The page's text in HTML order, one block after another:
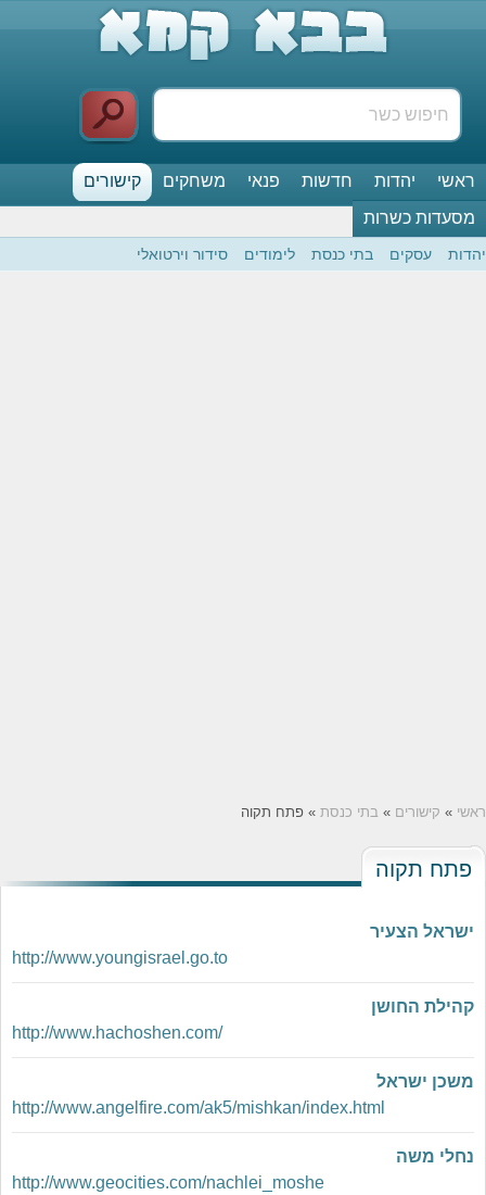
ראשי יהדות חדשות פנאי משחקים
קישורים
מסעדות כשרות
יהדות עסקים בתי כנסת לימודים סידור וירטואלי
ראשי » קישורים » בתי כנסת » פתח תקוה
פתח תקוה
ישראל הצעיר
http://www.youngisrael.go.to
קהילת החושן
http://www.hachoshen.com/
משכן ישראל
http://www.angelfire.com/ak5/mishkan/index.html
נחלי משה
http://www.geocities.com/nachlei_moshe